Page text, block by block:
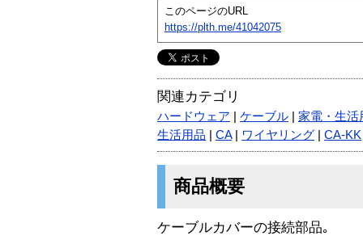
このページのURL
https://plth.me/41042075
関連カテゴリ
ハードウェア ケーブル
家電・生活
生活用品
CA| ワイヤリング CA-KK
商品概要
ケーブルカバーの接続部品｡